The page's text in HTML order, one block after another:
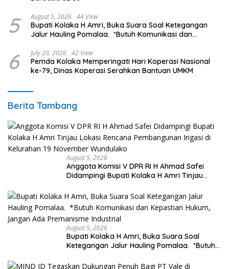
5 August 5, 2026 44 View
Bupati Kolaka H Amri, Buka Suara Soal Ketegangan
Jalur Hauling Pomalaa. *Butuh Komunikasi dan
6 July 20, 2026 42 View
Pemda Kolaka Memperingati Hari Koperasi Nasional
ke-79, Dinas Koperasi Serahkan Bantuan UMKM
Berita Tambang
August 5, 2026
Anggota Komisi V DPR RI H Ahmad Safei
Didampingi Bupati Kolaka H Amri Tinjau
Kelurahan 19 November Wundulako
August 5, 2026
Bupati Kolaka H Amri, Buka Suara Soal
Ketegangan Jalur Hauling Pomalaa. *Butuh
Ada Premanisme Industrial